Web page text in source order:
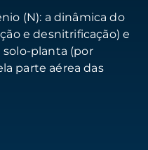
(N): a dinâmica do
e desnitrificação) e
solo-planta (por
parte aérea das